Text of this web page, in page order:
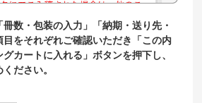
冊数・包装の入力」「納期・送り先・
目をそれぞれご確認いただき「この内
カートに入れる」ボタンを押下し、
ださい。